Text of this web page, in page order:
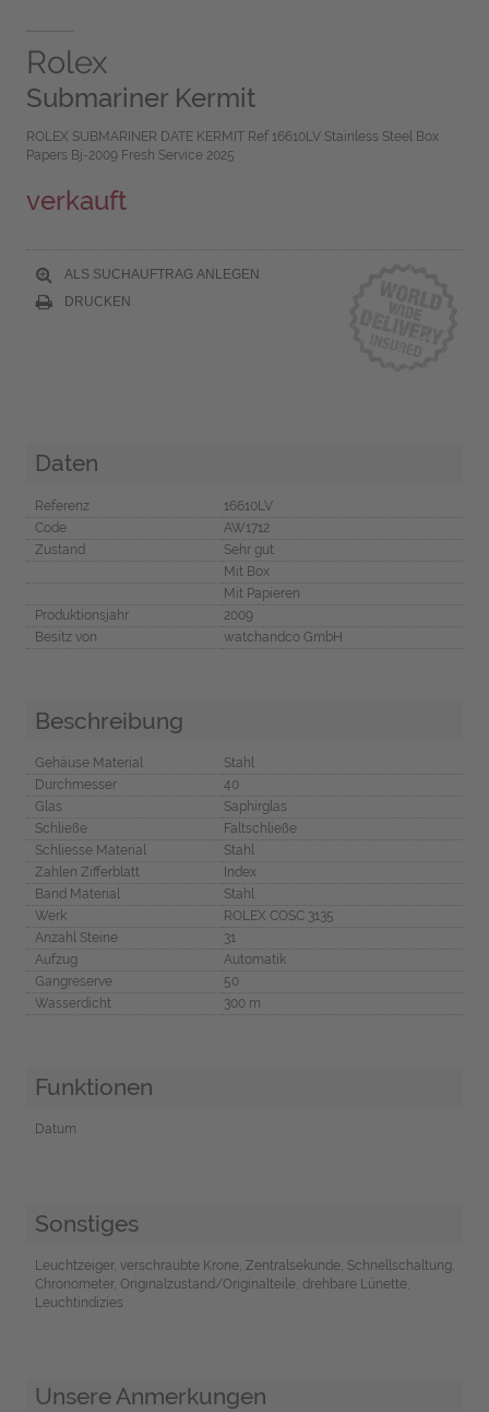
Rolex
Submariner Kermit
ROLEX SUBMARINER DATE KERMIT Ref 16610LV Stainless Steel Box
Papers Bj-2009 Fresh Service 2025
verkauft
ALS SUCHAUFTRAG ANLEGEN
DRUCKEN
Daten
Referenz
16610LV
Code
AW1712
Zustand
Sehr gut
Mit Box
Mit Papieren
Produktionsjahr
2009
Besitz von
watchandco GmbH
Beschreibung
Gehäuse Material
Stahl
Durchmesser
40
Glas
Saphirglas
Schließe
Faltschließe
Schliesse Material
Stahl
Zahlen Zifferblatt
Index
Band Material
Stahl
Werk
ROLEX COSC 3135
Anzahl Steine
31
Aufzug
Automatik
Gangreserve
50
Wasserdicht
300 m
Funktionen
Datum
Sonstiges
Leuchtzeiger, verschraubte Krone, Zentralsekunde, Schnellschaltung,
Chronometer, Originalzustand/Originalteile, drehbare Lünette,
Leuchtindizies
Unsere Anmerkungen